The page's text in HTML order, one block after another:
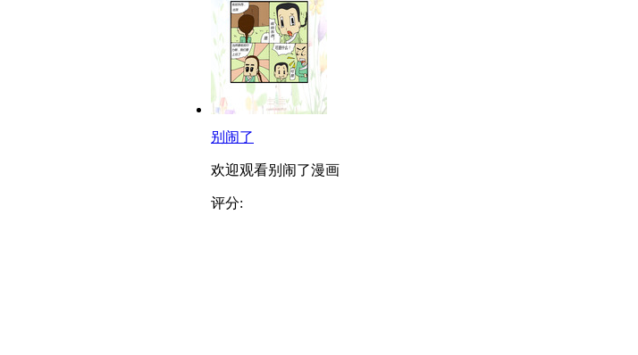
别闹了
欢迎观看别闹了漫画
评分: